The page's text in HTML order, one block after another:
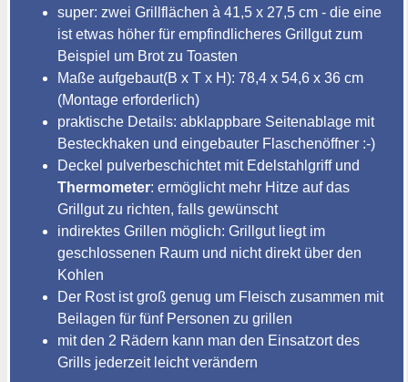
super: zwei Grillflächen à 41,5 x 27,5 cm - die eine
ist etwas höher für empfindlicheres Grillgut zum
Beispiel um Brot zu Toasten
Maße aufgebaut(B x T x H): 78,4 x 54,6 x 36 cm
(Montage erforderlich)
praktische Details: abklappbare Seitenablage mit
Besteckhaken und eingebauter Flaschenöffner :-)
Deckel pulverbeschichtet mit Edelstahlgriff und
Thermometer: ermöglicht mehr Hitze auf das
Grillgut zu richten, falls gewünscht
indirektes Grillen möglich: Grillgut liegt im
geschlossenen Raum und nicht direkt über den
Kohlen
Der Rost ist groß genug um Fleisch zusammen mit
Beilagen für fünf Personen zu grillen
mit den 2 Rädern kann man den Einsatzort des
Grills jederzeit leicht verändern